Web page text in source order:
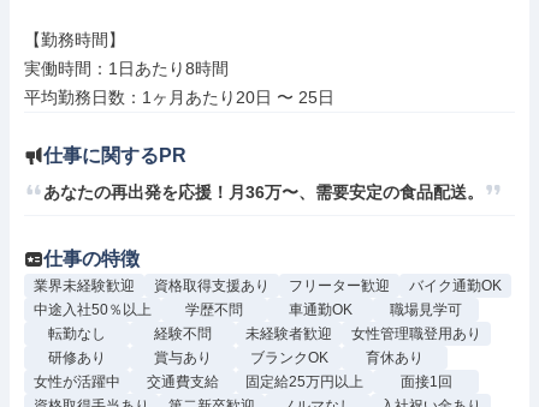
【勤務時間】
実働時間：1日あたり8時間
仕事に関するPR
あなたの再出発を応援！月36万〜、需要安定の食品配送。
仕事の特徴
業界未経験歓迎 資格取得支援あり フリーター歓迎
バイク通勤OK
中途入社50％以上
学歴不問 車通勤OK
職場見学可
転勤なし
経験不問 未経験者歓迎
女性管理職登用あり
研修あり
賞与あり ブランクOK
育休あり
女性が活躍中
交通費支給 固定給25万円以上
面接1回